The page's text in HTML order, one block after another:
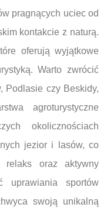
pragnących uciec od
kontakcie z naturą.
oferują wyjątkowe
Warto zwrócić
Podlasie czy Beskidy,
agroturystyczne
okolicznościach
jezior i lasów, co
oraz aktywny
uprawiania sportów
swoją unikalną